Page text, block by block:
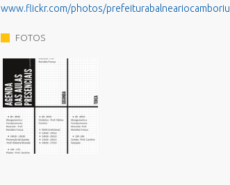
www.flickr.com/photos/prefeiturabalneariocamboriu
FOTOS